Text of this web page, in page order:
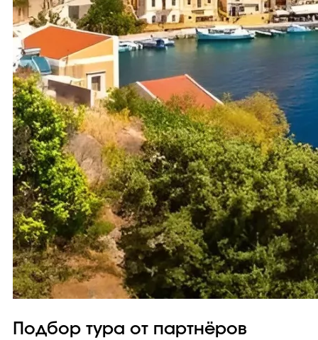
Подбор тура от партнёров